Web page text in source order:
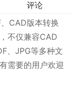
评论
CAD版本转换
不仅兼容CAD
、JPG等多种文
需要的用户欢迎